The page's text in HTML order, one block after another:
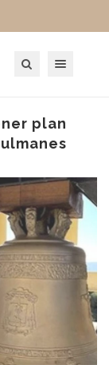
plan